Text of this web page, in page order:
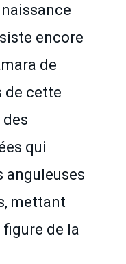
encore
de
de cette
qui
anguleuses
mettant
figure de la